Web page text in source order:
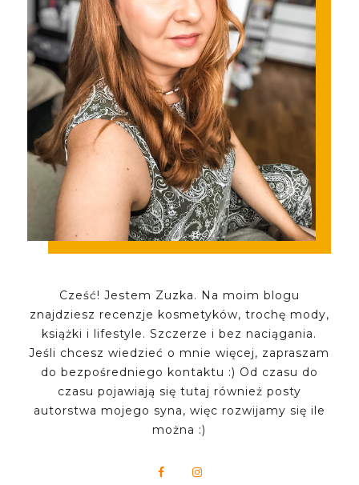
Cześć! Jestem Zuzka. Na moim blogu
znajdziesz recenzje kosmetyków, trochę mody,
książki i lifestyle. Szczerze i bez naciągania.
Jeśli chcesz wiedzieć o mnie więcej, zapraszam
do bezpośredniego kontaktu :) Od czasu do
czasu pojawiają się tutaj również posty
autorstwa mojego syna, więc rozwijamy się ile
można :)